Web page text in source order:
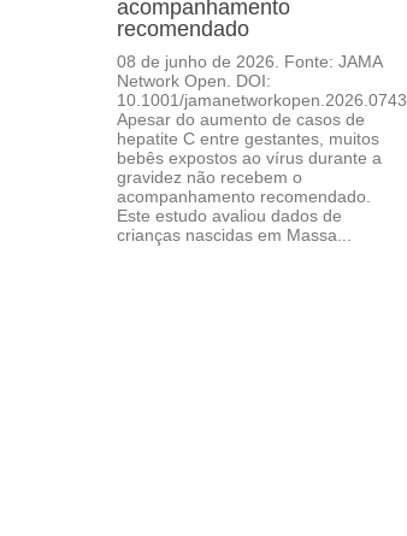
acompanhamento
recomendado
08 de junho de 2026. Fonte: JAMA
Network Open. DOI:
10.1001/jamanetworkopen.2026.0743.
Apesar do aumento de casos de
hepatite C entre gestantes, muitos
bebês expostos ao vírus durante a
gravidez não recebem o
acompanhamento recomendado.
Este estudo avaliou dados de
crianças nascidas em Massa...